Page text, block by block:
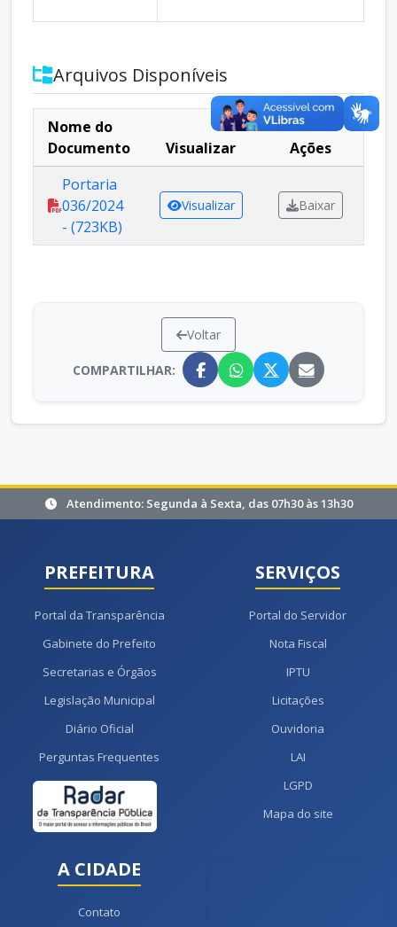
Arquivos Disponíveis
Nome do
Documento
Visualizar
Ações
Portaria
036/2024
- (723KB)
Visualizar Baixar
Voltar
COMPARTILHAR:
Atendimento: Segunda à Sexta, das 07h30 às 13h30
PREFEITURA
Portal da Transparência
Gabinete do Prefeito
Secretarias e Órgãos
Legislação Municipal
Diário Oficial
Perguntas Frequentes
SERVIÇOS
Portal do Servidor
Nota Fiscal
IPTU
Licitações
Ouvidoria
LAI
LGPD
Mapa do site
A CIDADE
Contato